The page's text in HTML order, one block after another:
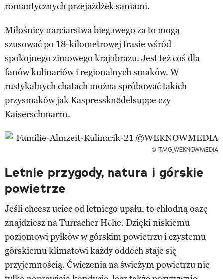
romantycznych przejażdżek saniami.
Miłośnicy narciarstwa biegowego za to mogą
szusować po 18-kilometrowej trasie wśród
spokojnego zimowego krajobrazu. Jest też coś dla
fanów kulinariów i regionalnych smaków. W
rustykalnych chatach można spróbować takich
przysmaków jak Kaspressknödelsuppe czy
Kaiserschmarrn.
© TMG_WEKNOWMEDIA
Letnie przygody, natura i górskie
powietrze
Jeśli chcesz uciec od letniego upału, to chłodną oazę
znajdziesz na Turracher Höhe. Dzięki niskiemu
poziomowi pyłków w górskim powietrzu i czystemu
górskiemu klimatowi każdy oddech staje się
przyjemnością. Ćwiczenia na świeżym powietrzu nie